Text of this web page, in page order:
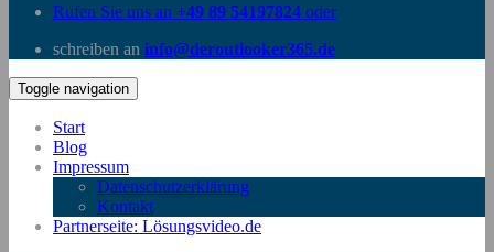
Rufen Sie uns an +49 89 54197824 oder
schreiben an info@deroutlooker365.de
Toggle navigation
Start
Blog
Impressum
Datenschutzerklärung
Kontakt
Partnerseite: Lösungsvideo.de